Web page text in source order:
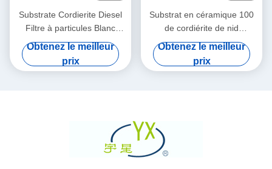
Substrate Cordierite Diesel
Filtre à particules Blanc
Haute porosité
Obtenez le meilleur
prix
Substrat en céramique 100
de cordiérite de nid
d'abeilles rond de Dpf
densité de 200 cellules de
CPSI
Obtenez le meilleur
prix